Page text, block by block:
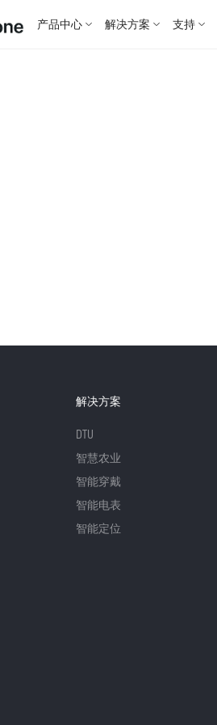
产品中心 解决方案 支持
解决方案
DTU
智慧农业
智能穿戴
智能电表
智能定位